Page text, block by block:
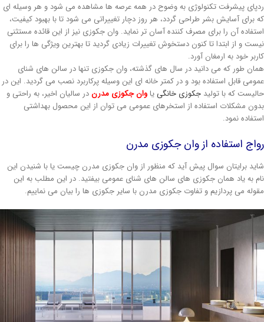
پیشرفت تکنولوژی به وضوح در همه عرصه ها مشاهده می شود و هر وسیله ای
برای آسایش بشر طراحی گردد، هر روز دچار تغییراتی می شود تا با بهبود کیفیت،
آن را برای مصرف کننده آسان تر نماید. وان جکوزی نیز از این قائده مستثنی
و از ابتدا تا کنون دستخوش تغییرات زیادی گردید تا بهترین ویژگی ها را برای
خود به ارمغان آورد.
طور که می دانید در سال های گذشته، وان جکوزی تنها در سالن های شنای
قابل استفاده بود و در کمتر خانه ای این وسیله پرکاربرد نصب می گردید. این در
که با تولیدجکوزی خانگییاوان جکوزی مدرندر سالیان اخیر، به راحتی و
مشکلات استفاده از استخرهای عمومی می توان از این محصول بهداشتی
نمود.
استفاده از وان جکوزی مدرن
برایتان سوال پیش آید که منظور از وان جکوزی مدرن چیست یا با شنیدن این
به یاد همان جکوزی های سالن های شنای عمومی بیفتید. در این مطلب به این
می پردازیم و تفاوت جکوزی مدرن با سایر جکوزی ها را بیان می نماییم.